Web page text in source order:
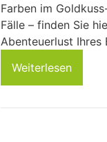
Farben im
Fälle – finden Sie
Abenteuerlust Ihres
Weiterlesen